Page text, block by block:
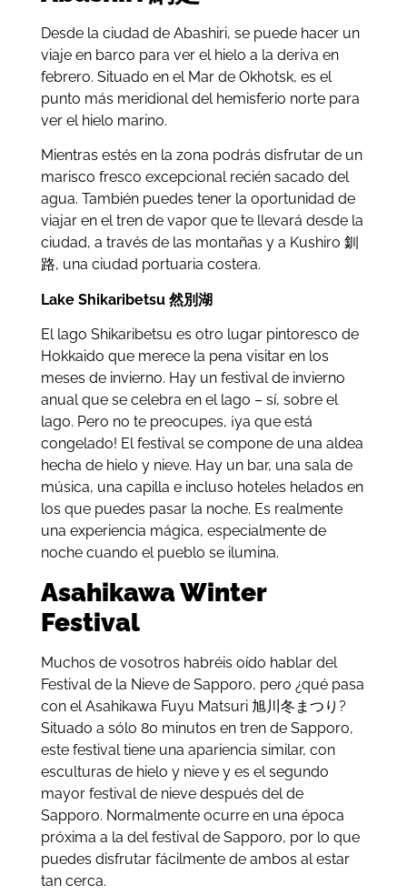
Desde la ciudad de Abashiri, se puede hacer un
viaje en barco para ver el hielo a la deriva en
febrero. Situado en el Mar de Okhotsk, es el
punto más meridional del hemisferio norte para
ver el hielo marino.
Mientras estés en la zona podrás disfrutar de un
marisco fresco excepcional recién sacado del
agua. También puedes tener la oportunidad de
viajar en el tren de vapor que te llevará desde la
ciudad, a través de las montañas y a Kushiro 釧
路, una ciudad portuaria costera.
Lake Shikaribetsu 然別湖
El lago Shikaribetsu es otro lugar pintoresco de
Hokkaido que merece la pena visitar en los
meses de invierno. Hay un festival de invierno
anual que se celebra en el lago – sí, sobre el
lago. Pero no te preocupes, ¡ya que está
congelado! El festival se compone de una aldea
hecha de hielo y nieve. Hay un bar, una sala de
música, una capilla e incluso hoteles helados en
los que puedes pasar la noche. Es realmente
una experiencia mágica, especialmente de
noche cuando el pueblo se ilumina.
Asahikawa Winter
Festival
Muchos de vosotros habréis oído hablar del
Festival de la Nieve de Sapporo, pero ¿qué pasa
con el Asahikawa Fuyu Matsuri 旭川冬まつり?
Situado a sólo 80 minutos en tren de Sapporo,
este festival tiene una apariencia similar, con
esculturas de hielo y nieve y es el segundo
mayor festival de nieve después del de
Sapporo. Normalmente ocurre en una época
próxima a la del festival de Sapporo, por lo que
puedes disfrutar fácilmente de ambos al estar
tan cerca.